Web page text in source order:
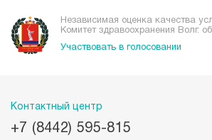
Независимая оценка качества
Комитет здравоохранения Волг.
Участвовать в голосовании
Контактный центр
+7 (8442) 595-815